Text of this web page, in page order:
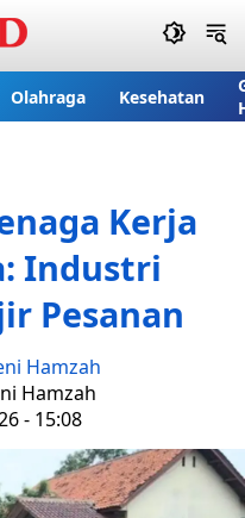
Olahraga Kesehatan
Kerja
Industri
Pesanan
Hamzah
Hamzah
- 15:08